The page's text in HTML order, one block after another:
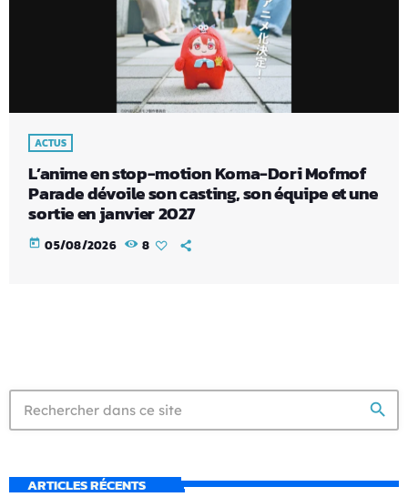
ACTUS
L’anime en stop-motion Koma-Dori Mofmof
Parade dévoile son casting, son équipe et une
sortie en janvier 2027
today 05/08/2026 8
search
ARTICLES RÉCENTS